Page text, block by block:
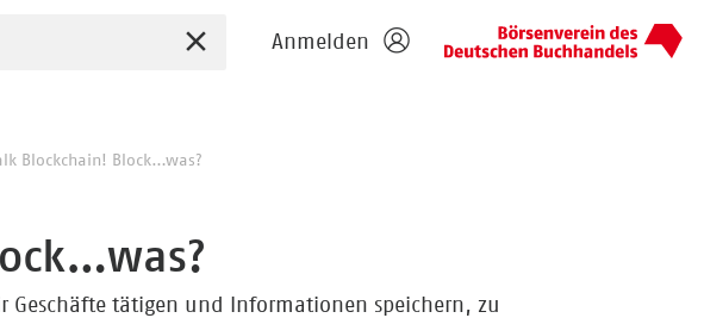
Sucheingabe zurücksetzen
Anmelden
Blockchain! Block…was?
Geschäfte tätigen und Informationen speichern, zu